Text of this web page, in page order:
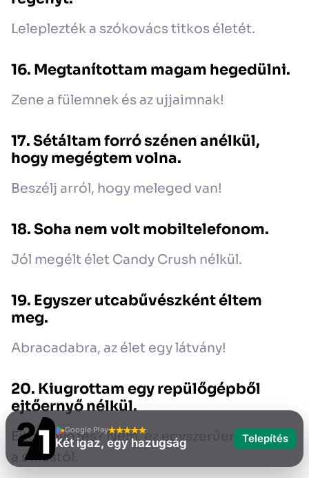
Leleplezték a szókovács titkos életét.
16. Megtanítottam magam hegedülni.
Zene a fülemnek és az ujjaimnak!
17. Sétáltam forró szénen anélkül,
hogy megégtem volna.
Beszélj arról, hogy meleged van!
18. Soha nem volt mobiltelefonom.
Jól megélt élet Candy Crush nélkül.
19. Egyszer utcabűvészként éltem
meg.
Abracadabra, az élet egy látvány!
20. Kiugrottam egy repülőgépből
ejtőernyő nélkül.
Ejtőernyőzés? Nem, ez egyszerűen elbukik
a stílustól.
Google Play
Két igaz, egy hazugság Telepítés